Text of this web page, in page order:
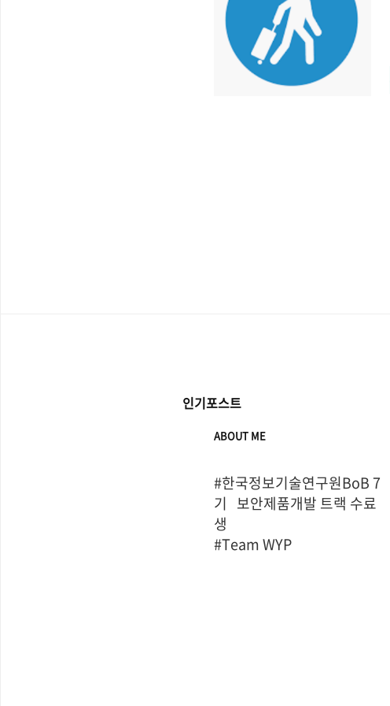
인기포스트
ABOUT ME
#한국정보기술연구원BoB 7
기   보안제품개발 트랙 수료
생
#Team WYP